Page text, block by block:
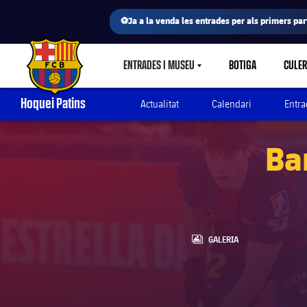
⚽Ja a la venda les entrades per als primers
FC Barcelona club badge ENTRADES I MUSEULABEL.SHARE.CARETDOWN
BOTIGA
Hoquei Patins Actualitat Calendari
LABEL.ARIA.GALLERY
GALERIA